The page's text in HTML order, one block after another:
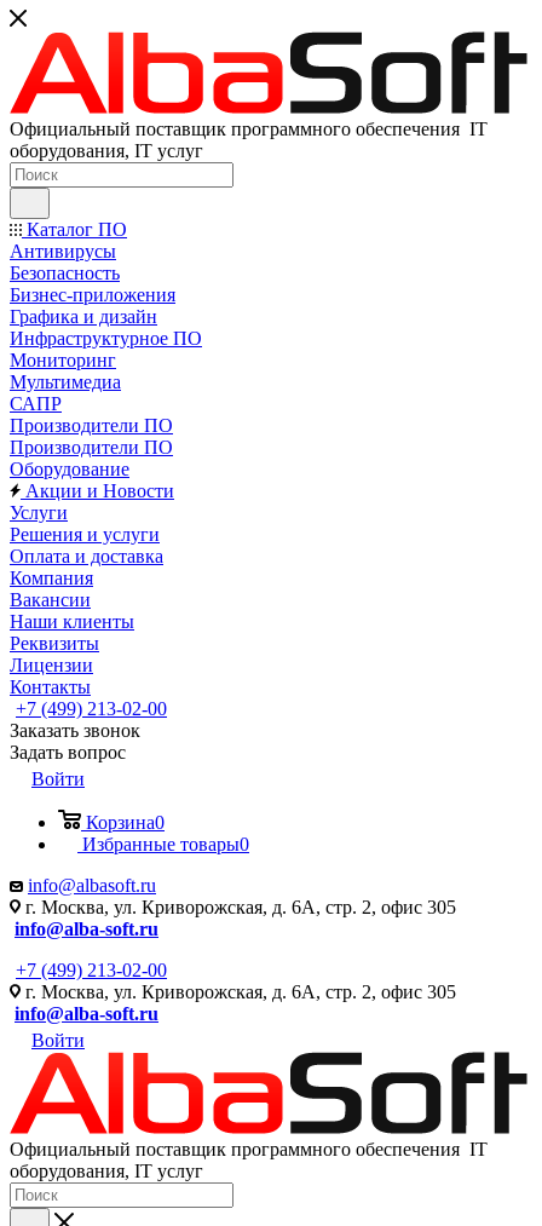
Официальный поставщик программного обеспечения IT
оборудования, IT услуг
Каталог ПО
Антивирусы
Безопасность
Бизнес-приложения
Графика и дизайн
Инфраструктурное ПО
Мониторинг
Мультимедиа
САПР
Производители ПО
Производители ПО
Оборудование
Акции и Новости
Услуги
Решения и услуги
Оплата и доставка
Компания
Вакансии
Наши клиенты
Реквизиты
Лицензии
Контакты
+7 (499) 213-02-00
Заказать звонок
Задать вопрос
Войти
Корзина0
Избранные товары0
info@albasoft.ru
г. Москва, ул. Криворожская, д. 6А, стр. 2, офис 305
info@alba-soft.ru
+7 (499) 213-02-00
г. Москва, ул. Криворожская, д. 6А, стр. 2, офис 305
info@alba-soft.ru
Войти
Официальный поставщик программного обеспечения IT
оборудования, IT услуг